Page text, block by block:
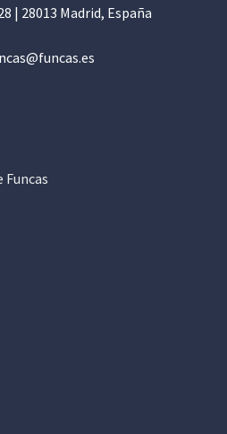
| 28013 Madrid, España
Funcas